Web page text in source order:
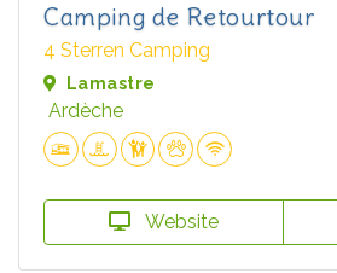
Camping de Retourtour
4 Sterren Camping
Lamastre
Ardèche
Website